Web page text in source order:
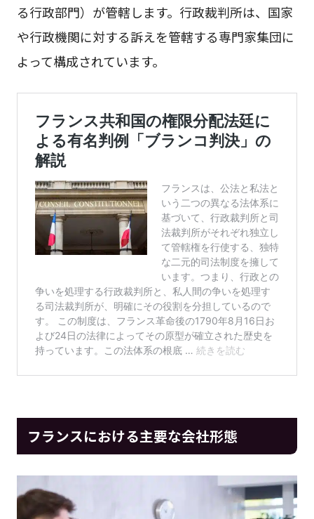
る行政部門）が管轄します。行政裁判所は、国家
や行政機関に対する訴えを管轄する専門家集団に
よって構成されています。
フランスにおける主要な会社形態